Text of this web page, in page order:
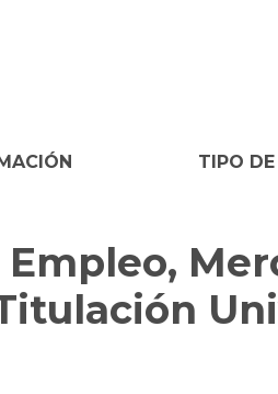
TIPO